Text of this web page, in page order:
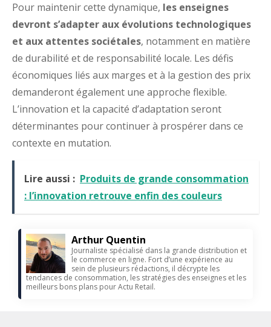
Pour maintenir cette dynamique, les enseignes
devront s’adapter aux évolutions technologiques
et aux attentes sociétales, notamment en matière
de durabilité et de responsabilité locale. Les défis
économiques liés aux marges et à la gestion des prix
demanderont également une approche flexible.
L’innovation et la capacité d’adaptation seront
déterminantes pour continuer à prospérer dans ce
contexte en mutation.
Lire aussi : Produits de grande consommation
: l’innovation retrouve enfin des couleurs
Arthur Quentin
Journaliste spécialisé dans la grande distribution et
le commerce en ligne. Fort d’une expérience au
sein de plusieurs rédactions, il décrypte les
tendances de consommation, les stratégies des enseignes et les
meilleurs bons plans pour Actu Retail.